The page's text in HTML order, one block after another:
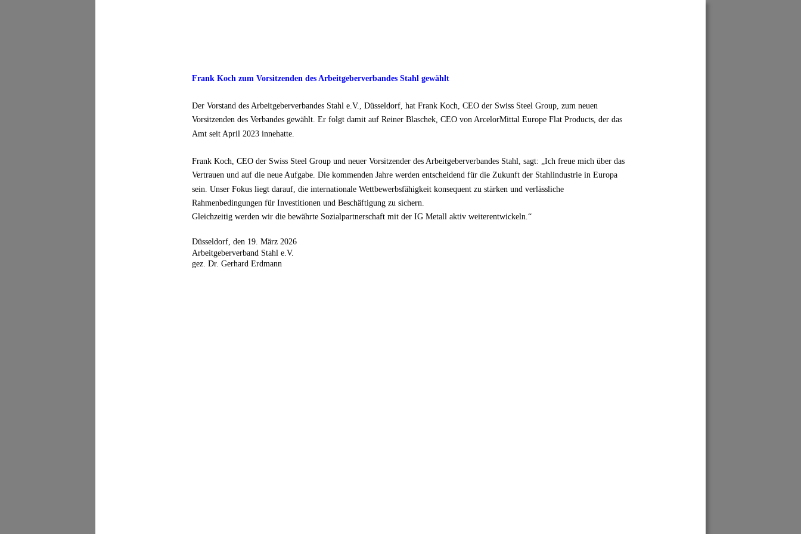
Frank Koch zum Vorsitzenden des Arbeitgeberverbandes Stahl gewählt
Der Vorstand des Arbeitgeberverbandes Stahl e.V., Düsseldorf, hat Frank Koch, CEO der Swiss Steel Group, zum neuen
Vorsitzenden des Verbandes gewählt. Er folgt damit auf Reiner Blaschek, CEO von ArcelorMittal Europe Flat Products, der das
Amt seit April 2023 innehatte.
Frank Koch, CEO der Swiss Steel Group und neuer Vorsitzender des Arbeitgeberverbandes Stahl, sagt: „Ich freue mich über das
Vertrauen und auf die neue Aufgabe. Die kommenden Jahre werden entscheidend für die Zukunft der Stahlindustrie in Europa
sein. Unser Fokus liegt darauf, die internationale Wettbewerbsfähigkeit konsequent zu stärken und verlässliche
Rahmenbedingungen für Investitionen und Beschäftigung zu sichern.
Gleichzeitig werden wir die bewährte Sozialpartnerschaft mit der IG Metall aktiv weiterentwickeln.“
Düsseldorf, den 19. März 2026
Arbeitgeberverband Stahl e.V.
gez. Dr. Gerhard Erdmann